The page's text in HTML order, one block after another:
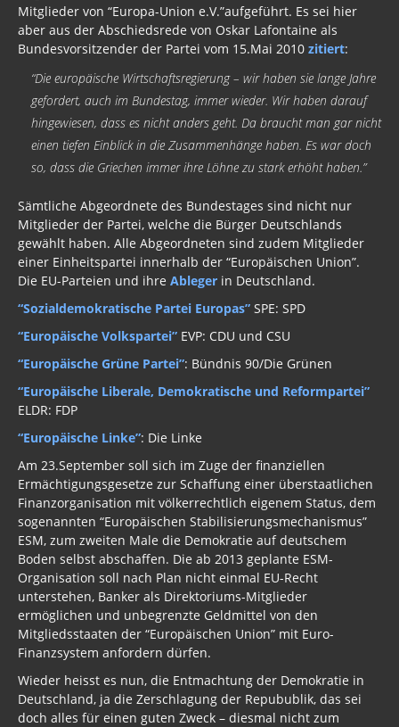
Mitglieder von “Europa-Union e.V.”aufgeführt. Es sei hier
aber aus der Abschiedsrede von Oskar Lafontaine als
Bundesvorsitzender der Partei vom 15.Mai 2010 zitiert:
“Die europäische Wirtschaftsregierung – wir haben sie lange Jahre
gefordert, auch im Bundestag, immer wieder. Wir haben darauf
hingewiesen, dass es nicht anders geht. Da braucht man gar nicht
einen tiefen Einblick in die Zusammenhänge haben. Es war doch
so, dass die Griechen immer ihre Löhne zu stark erhöht haben.”
Sämtliche Abgeordnete des Bundestages sind nicht nur
Mitglieder der Partei, welche die Bürger Deutschlands
gewählt haben. Alle Abgeordneten sind zudem Mitglieder
einer Einheitspartei innerhalb der “Europäischen Union”.
Die EU-Parteien und ihre Ableger in Deutschland.
“Sozialdemokratische Partei Europas” SPE: SPD
“Europäische Volkspartei” EVP: CDU und CSU
“Europäische Grüne Partei”: Bündnis 90/Die Grünen
“Europäische Liberale, Demokratische und Reformpartei”
ELDR: FDP
“Europäische Linke”: Die Linke
Am 23.September soll sich im Zuge der finanziellen
Ermächtigungsgesetze zur Schaffung einer überstaatlichen
Finanzorganisation mit völkerrechtlich eigenem Status, dem
sogenannten “Europäischen Stabilisierungsmechanismus”
ESM, zum zweiten Male die Demokratie auf deutschem
Boden selbst abschaffen. Die ab 2013 geplante ESM-
Organisation soll nach Plan nicht einmal EU-Recht
unterstehen, Banker als Direktoriums-Mitglieder
ermöglichen und unbegrenzte Geldmittel von den
Mitgliedsstaaten der “Europäischen Union” mit Euro-
Finanzsystem anfordern dürfen.
Wieder heisst es nun, die Entmachtung der Demokratie in
Deutschland, ja die Zerschlagung der Repubublik, das sei
doch alles für einen guten Zweck – diesmal nicht zum